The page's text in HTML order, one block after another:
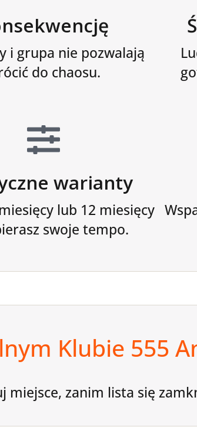
i grupa nie pozwalają
do chaosu.
warianty
lub 12 miesięcy
swoje tempo.
Klubie 555
miejsce, zanim lista się